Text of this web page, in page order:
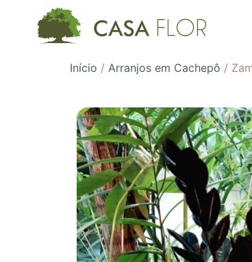
Início / Arranjos em Cachepô /